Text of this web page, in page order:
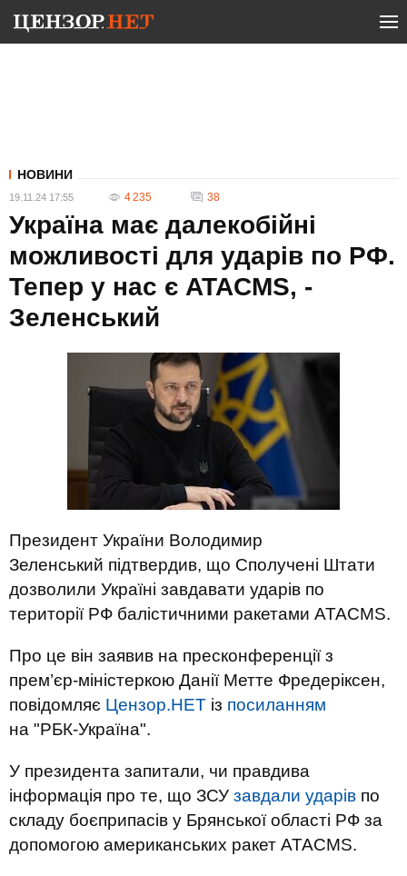
НОВИНИ
19.11.24 17:55 4 235 38
Україна має далекобійні
можливості для ударів по РФ.
Тепер у нас є ATACMS, -
Зеленський
Президент України Володимир
Зеленський підтвердив, що Сполучені Штати
дозволили Україні завдавати ударів по
території РФ балістичними ракетами ATACMS.
Про це він заявив на пресконференції з
прем’єр-міністеркою Данії Метте Фредеріксен,
повідомляє Цензор.НЕТ із посиланням
на "РБК-Україна".
У президента запитали, чи правдива
інформація про те, що ЗСУ завдали ударів по
складу боєприпасів у Брянської області РФ за
допомогою американських ракет ATACMS.